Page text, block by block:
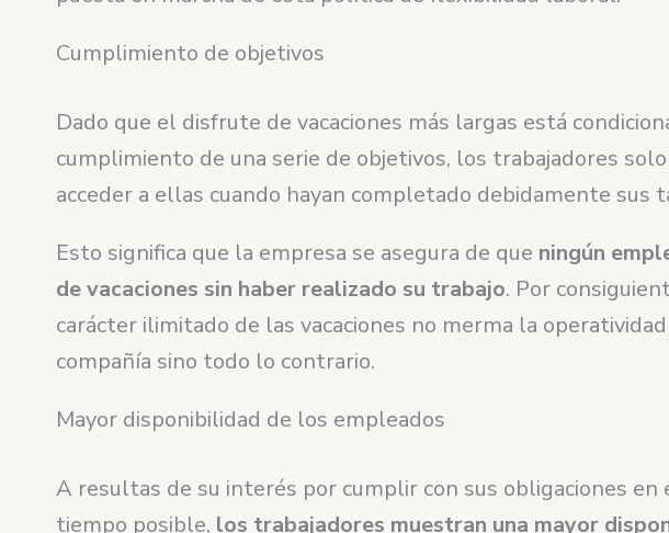
Cumplimiento de objetivos
Dado que el disfrute de vacaciones más largas está
cumplimiento de una serie de objetivos, los trabajadores
acceder a ellas cuando hayan completado debidamente sus
Esto significa que la empresa se asegura de que ningún
de vacaciones sin haber realizado su trabajo. Por
carácter ilimitado de las vacaciones no merma la
compañía sino todo lo contrario.
Mayor disponibilidad de los empleados
A resultas de su interés por cumplir con sus obligaciones en
tiempo posible, los trabajadores muestran una mayor